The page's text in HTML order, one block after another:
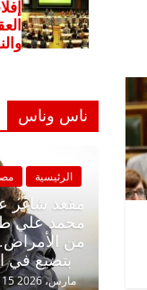
ناس وناس
ناس وناس
الإفطار وبلكونة
فاروق خبير
حلم الحرية